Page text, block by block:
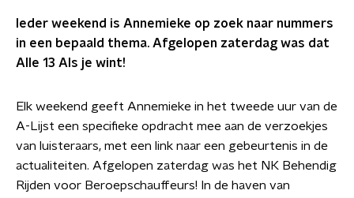
Ieder weekend is Annemieke op zoek naar nummers
in een bepaald thema. Afgelopen zaterdag was dat
Alle 13 Als je wint!
Elk weekend geeft Annemieke in het tweede uur van de
A-Lijst een specifieke opdracht mee aan de verzoekjes
van luisteraars, met een link naar een gebeurtenis in de
actualiteiten. Afgelopen zaterdag was het NK Behendig
Rijden voor Beroepschauffeurs! In de haven van